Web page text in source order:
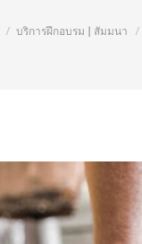
here:
บริการฝึกอบรม | สัมมนา